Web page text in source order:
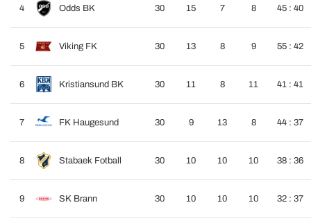
4 Odds BK 30 15 7 8 45 : 40
5 Viking FK 30 13 8 9 55 : 42
6 Kristiansund BK 30 11 8 11 41 : 41
7 FK Haugesund 30 9 13 8 44 : 37
8 Stabaek Fotball 30 10 10 10 38 : 36
9 SK Brann 30 10 10 10 32 : 37